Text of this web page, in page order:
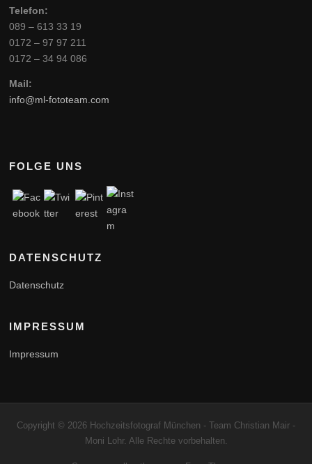
Telefon:
089 – 613 33 19
0172 – 97 97 211
0172 – 34 94 086
Mail:
info@ml-fototeam.com
FOLGE UNS
DATENSCHUTZ
Datenschutz
IMPRESSUM
Impressum
Copyright © 2026 Hochzeitsfotograf München - Team Christian Mair -
Moni Lohr. Alle Rechte vorbehalten.